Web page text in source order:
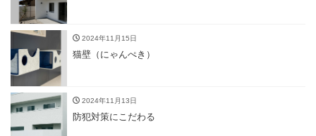
2024年11月15日
猫壁（にゃんぺき）
2024年11月13日
防犯対策にこだわる